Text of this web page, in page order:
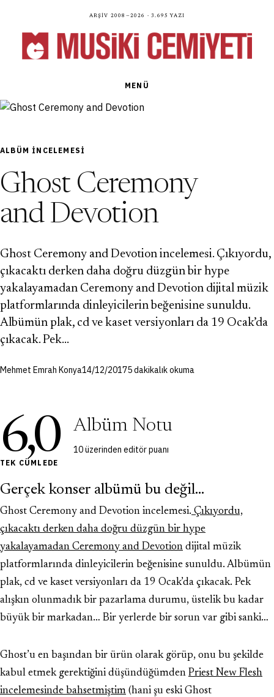
Arşiv 2008—2026 · 3.695 yazı
MENÜ
ALBÜM INCELEMESI
Ghost Ceremony
and Devotion
Ghost Ceremony and Devotion incelemesi. Çıkıyordu,
çıkacaktı derken daha doğru düzgün bir hype
yakalayamadan Ceremony and Devotion dijital müzik
platformlarında dinleyicilerin beğenisine sunuldu.
Albümün plak, cd ve kaset versiyonları da 19 Ocak’da
çıkacak. Pek…
Mehmet Emrah Konya14/12/20175 dakikalık okuma
6,0 Albüm Notu
10 üzerinden editör puanı
TEK CÜMLEDE
Gerçek konser albümü bu değil...
Ghost Ceremony and Devotion incelemesi. Çıkıyordu,
çıkacaktı derken daha doğru düzgün bir hype
yakalayamadan Ceremony and Devotion dijital müzik
platformlarında dinleyicilerin beğenisine sunuldu. Albümün
plak, cd ve kaset versiyonları da 19 Ocak’da çıkacak. Pek
alışkın olunmadık bir pazarlama durumu, üstelik bu kadar
büyük bir markadan… Bir yerlerde bir sorun var gibi sanki…
Ghost’u en başından bir ürün olarak görüp, onu bu şekilde
kabul etmek gerektiğini düşündüğümden Priest New Flesh
incelemesinde bahsetmiştim (hani şu eski Ghost